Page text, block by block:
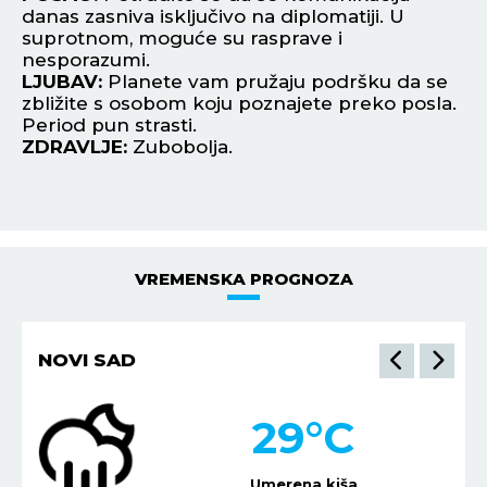
danas zasniva isključivo na diplomatiji. U
suprotnom, moguće su rasprave i
nesporazumi.
LJUBAV: Planete vam pružaju podršku da se
zbližite s osobom koju poznajete preko posla.
Period pun strasti.
ZDRAVLJE: Zubobolja.
VREMENSKA PROGNOZA
NOVI SAD
29°C